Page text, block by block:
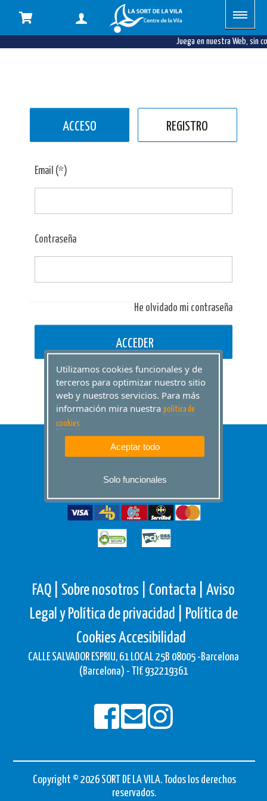
Juega en nuestra Web, sin
ACCESO REGISTRO
Email (*)
Contraseña
He olvidado mi contraseña
ACCEDER
FAQ | Sobre nosotros | Contacta |
Aviso
Legal y Política de privacidad |
Política de
CookiesAccesibilidad
CALLE SALVADOR ESPRIU, 61 LOCAL 25B 08005 -Barcelona
(Barcelona) - Tlf. 932219361
Copyright © 2026 SORT DE LA VILA. Todos los derechos
reservados.
Utilizamos cookies funcionales y de
terceros para optimizar nuestro sitio
web y nuestros servicios. Para más
información mira nuestra politica de
cookies
Aceptar todo
Solo funcionales